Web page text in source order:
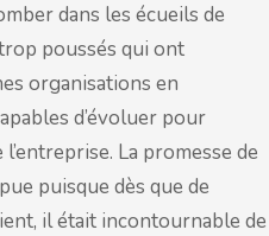
dans les écueils de
poussés qui ont
organisations en
d’évoluer pour
La promesse de
puisque dès que de
il était incontournable de